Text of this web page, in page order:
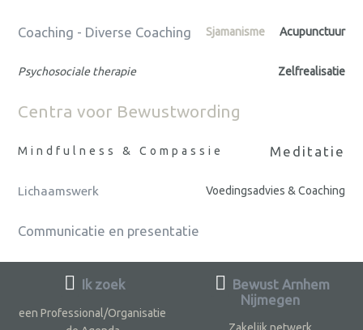
Coaching - Diverse Coaching Sjamanisme Acupunctuur
Psychosociale therapie Zelfrealisatie
Centra voor Bewustwording
Mindfulness & Compassie Meditatie
Lichaamswerk Voedingsadvies & Coaching
Communicatie en presentatie
Ik zoek
een Professional/Organisatie
Bewust Arnhem
Nijmegen